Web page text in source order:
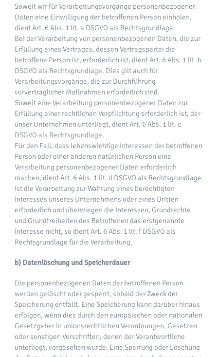
Soweit wir für Verarbeitungsvorgänge personenbezogener
Daten eine Einwilligung der betroffenen Person einholen,
dient Art. 6 Abs. 1 lit. a DSGVO als Rechtsgrundlage.
Bei der Verarbeitung von personenbezogenen Daten, die zur
Erfüllung eines Vertrages, dessen Vertragspartei die
betroffene Person ist, erforderlich ist, dient Art. 6 Abs. 1 lit. b
DSGVO als Rechtsgrundlage. Dies gilt auch für
Verarbeitungsvorgänge, die zur Durchführung
vorvertraglicher Maßnahmen erforderlich sind.
Soweit eine Verarbeitung personenbezogener Daten zur
Erfüllung einer rechtlichen Verpflichtung erforderlich ist, der
unser Unternehmen unterliegt, dient Art. 6 Abs. 1 lit. c
DSGVO als Rechtsgrundlage.
Für den Fall, dass lebenswichtige Interessen der betroffenen
Person oder einer anderen natürlichen Person eine
Verarbeitung personenbezogener Daten erforderlich
machen, dient Art. 6 Abs. 1 lit. d DSGVO als Rechtsgrundlage.
Ist die Verarbeitung zur Wahrung eines berechtigten
Interesses unseres Unternehmens oder eines Dritten
erforderlich und überwiegen die Interessen, Grundrechte
und Grundfreiheiten des Betroffenen das erstgenannte
Interesse nicht, so dient Art. 6 Abs. 1 lit. f DSGVO als
Rechtsgrundlage für die Verarbeitung.
b) Datenlöschung und Speicherdauer
Die personenbezogenen Daten der betroffenen Person
werden gelöscht oder gesperrt, sobald der Zweck der
Speicherung entfällt. Eine Speicherung kann darüber hinaus
erfolgen, wenn dies durch den europäischen oder nationalen
Gesetzgeber in unionsrechtlichen Verordnungen, Gesetzen
oder sonstigen Vorschriften, denen der Verantwortliche
unterliegt, vorgesehen wurde. Eine Sperrung oder Löschung